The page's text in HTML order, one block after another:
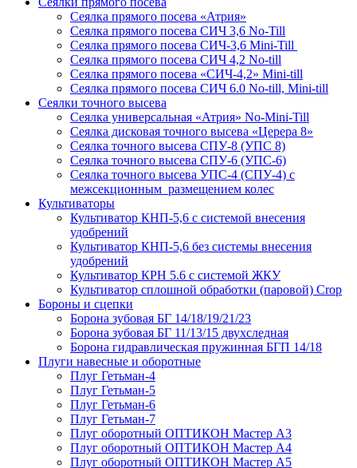
Сеялка прямого посева «Атрия»
Сеялка прямого посева СИЧ 3,6 No-Till
Сеялка прямого посева СИЧ-3,6 Mini-Till
Сеялка прямого посева СИЧ 4,2 No-till
Сеялка прямого посева «СИЧ-4,2» Mini-till
Сеялка прямого посева СИЧ 6.0 No-till, Mini-till
Сеялки точного высева
Сеялка универсальная «Атрия» No-Mini-Till
Сеялка дисковая точного высева «Церера 8»
Сеялка точного высева СПУ-8 (УПС 8)
Сеялка точного высева СПУ-6 (УПС-6)
Сеялка точного высева УПС-4 (СПУ-4) с
межсекционным размещением колес
Культиваторы
Культиватор КНП-5,6 с системой внесения
удобрений
Культиватор КНП-5,6 без системы внесения
удобрений
Культиватор КРН 5.6 с системой ЖКУ
Культиватор сплошной обработки (паровой) Crop
Бороны и сцепки
Борона зубовая БГ 14/18/19/21/23
Борона зубовая БГ 11/13/15 двухследная
Борона гидравлическая пружинная БГП 14/18
Плуги навесные и оборотные
Плуг Гетьман-4
Плуг Гетьман-5
Плуг Гетьман-6
Плуг Гетьман-7
Плуг оборотный ОПТИКОН Мастер А3
Плуг оборотный ОПТИКОН Мастер А4
Плуг оборотный ОПТИКОН Мастер А5